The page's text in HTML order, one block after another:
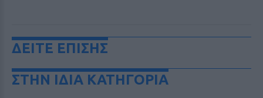
ΔΕΙΤΕ ΕΠΙΣΗΣ
ΣΤΗΝ ΙΔΙΑ ΚΑΤΗΓΟΡΙΑ